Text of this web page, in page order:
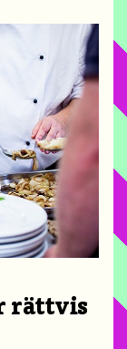
rättvis